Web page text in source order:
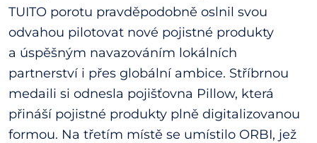
TUITO porotu pravděpodobně oslnil svou
odvahou pilotovat nové pojistné produkty
a úspěšným navazováním lokálních
partnerství i přes globální ambice. Stříbrnou
medaili si odnesla pojišťovna Pillow, která
přináší pojistné produkty plně digitalizovanou
formou. Na třetím místě se umístilo ORBI, jež